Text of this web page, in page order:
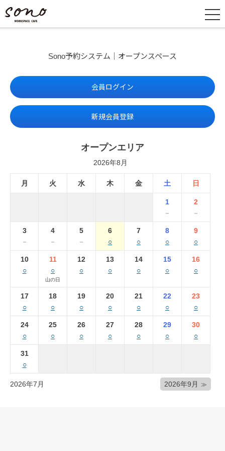
Sono予約システム｜オープンスペース
会員ログイン
新規会員登録
オープンエリア
2026年8月
月 火 水 木 金 土 日
1
－
2
－
3
－
4
－
5
－
6
○
7
○
8
○
9
○
10
○
11
○
山の日
12
○
13
○
14
○
15
○
16
○
17
○
18
○
19
○
20
○
21
○
22
○
23
○
24
○
25
○
26
○
27
○
28
○
29
○
30
○
31
○
2026年7月 2026年9月